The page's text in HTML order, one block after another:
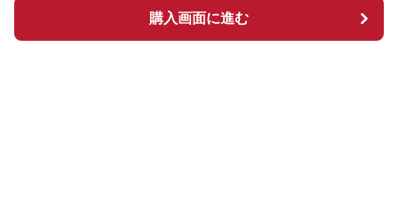
購入画面に進む
購入画面に進む